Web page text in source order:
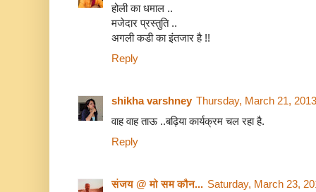
होली का धमाल ..
मजेदार प्रस्‍तुति ..
अगली कडी का इंतजार है !!
Reply
shikha varshney Thursday, March 21,
वाह वाह ताऊ ..बढ़िया कार्यक्रम चल रहा है.
Reply
संजय @ मो सम कौन... Saturday, March 23,